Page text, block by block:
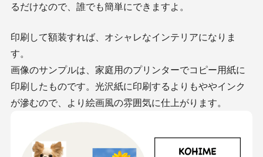
るだけなので、誰でも簡単にできますよ。
印刷して額装すれば、オシャレなインテリアになりま
す。
画像のサンプルは、家庭用のプリンターでコピー用紙に
印刷したものです。光沢紙に印刷するよりもややインク
が滲むので、より絵画風の雰囲気に仕上がります。